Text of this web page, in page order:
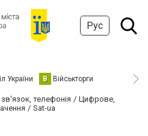
Рус
України В Військторги
зв'язок, телефонія
Цифрове,
Sat-ua